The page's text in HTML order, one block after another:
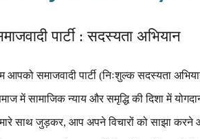
पार्टी : सदस्यता अभियान
आपको समाजवादी पार्टी (निःशुल्क सदस्यता
में सामाजिक न्याय और समृद्धि की दिशा में
साथ जुड़कर, आप अपने विचारों को साझा करने